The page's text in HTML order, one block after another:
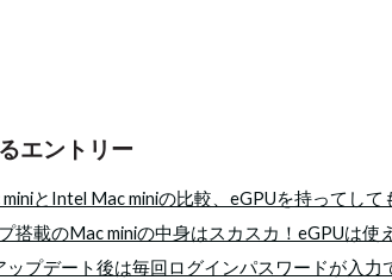
エントリー
とIntel Mac miniの比較、eGPUを持ってし
搭載のMac miniの中身はスカスカ！eGPUは使
ップデート後は毎回ログインパスワードが入